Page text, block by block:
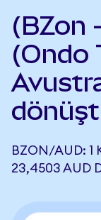
(BZon
(Ondo
BZON/AUD: 1
23,4503 AUD